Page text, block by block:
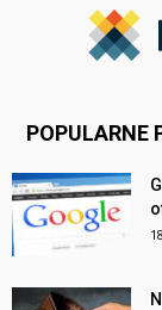
POPULARNE